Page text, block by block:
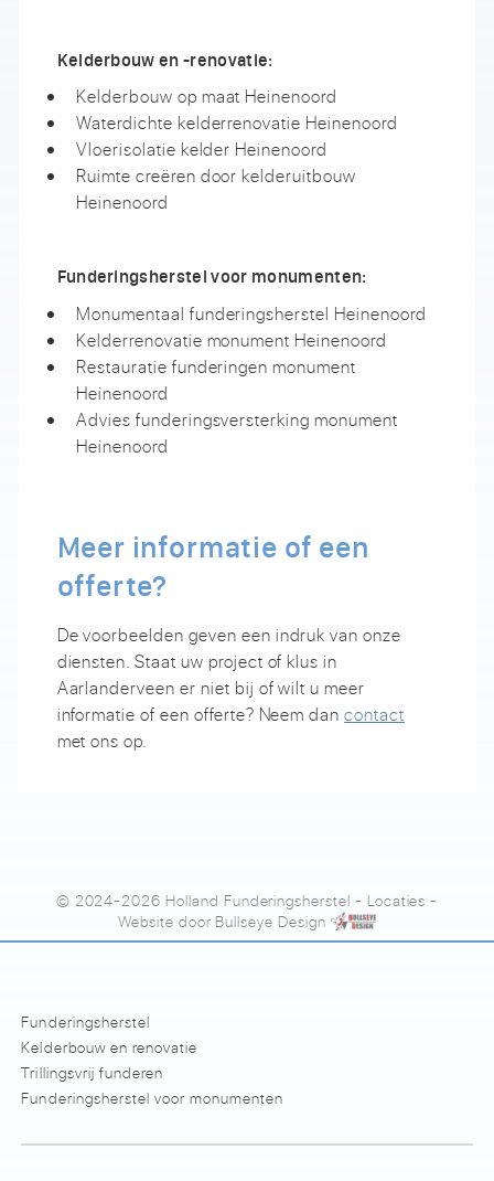
Kelderbouw en -renovatie:
Kelderbouw op maat Heinenoord
Waterdichte kelderrenovatie Heinenoord
Vloerisolatie kelder Heinenoord
Ruimte creëren door kelderuitbouw
Heinenoord
Funderingsherstel voor monumenten:
Monumentaal funderingsherstel Heinenoord
Kelderrenovatie monument Heinenoord
Restauratie funderingen monument
Heinenoord
Advies funderingsversterking monument
Heinenoord
Meer informatie of een
offerte?
De voorbeelden geven een indruk van onze
diensten. Staat uw project of klus in
Aarlanderveen er niet bij of wilt u meer
informatie of een offerte? Neem dancontact
met ons op.
© 2024-2026 Holland Funderingsherstel - Locaties -
Website door Bullseye Design
Funderingsherstel
Kelderbouw en renovatie
Trillingsvrij funderen
Funderingsherstel voor monumenten